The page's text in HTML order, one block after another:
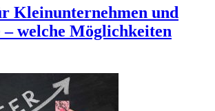
Kleinunternehmen und
– welche Möglichkeiten